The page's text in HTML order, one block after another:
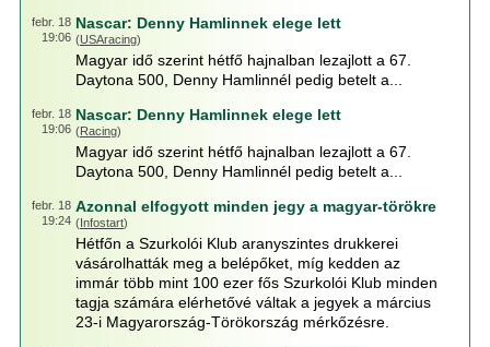
febr. 18
19:06
Nascar: Denny Hamlinnek elege lett
(USAracing)
Magyar idő szerint hétfő hajnalban lezajlott a 67.
Daytona 500, Denny Hamlinnél pedig betelt a...
febr. 18
19:06
Nascar: Denny Hamlinnek elege lett
(Racing)
Magyar idő szerint hétfő hajnalban lezajlott a 67.
Daytona 500, Denny Hamlinnél pedig betelt a...
febr. 18
19:24
Azonnal elfogyott minden jegy a magyar-törökre
(Infostart)
Hétfőn a Szurkolói Klub aranyszintes drukkerei
vásárolhatták meg a belépőket, míg kedden az
immár több mint 100 ezer fős Szurkolói Klub minden
tagja számára elérhetővé váltak a jegyek a március
23-i Magyarország-Törökország mérkőzésre.